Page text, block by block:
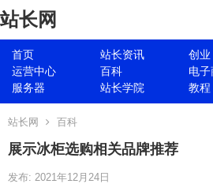
站长网
首页 站长资讯 创业
运营中心
百科 电子
服务器
站长学院 教程
站长网 百科
展示冰柜选购相关品牌推荐
发布: 2021年12月24日